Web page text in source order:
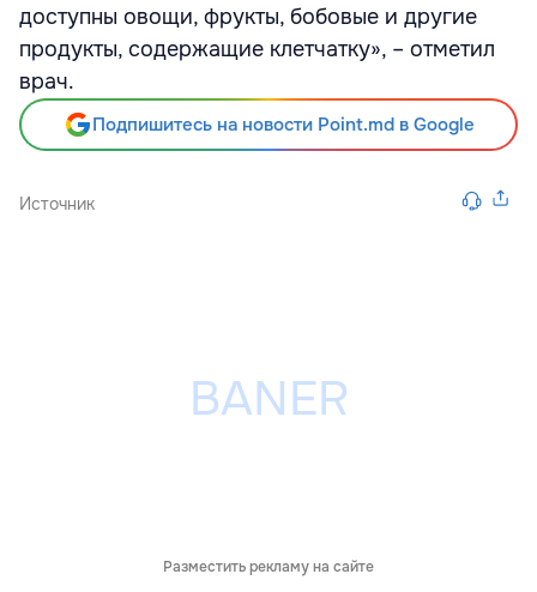
доступны овощи, фрукты, бобовые и другие
продукты, содержащие клетчатку», – отметил
врач.
Подпишитесь на новости Point.md в Google
Источник
Разместить рекламу на сайте